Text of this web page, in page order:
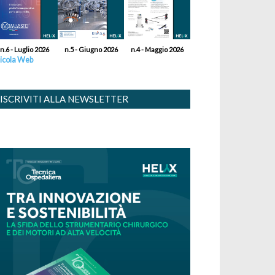
n.6 - Luglio 2026 n.5 - Giugno 2026 n.4 - Maggio 2026
Web
ISCRIVITI ALLA NEWSLETTER